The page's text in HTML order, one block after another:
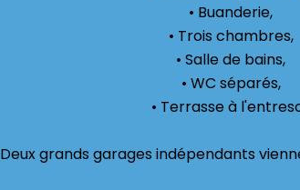
• Buanderie,
• Trois chambres,
• Salle de bains,
• WC séparés,
• Terrasse à
Deux grands garages indépendants